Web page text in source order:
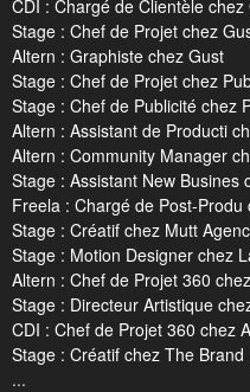
CDI : Chargé de Clientèle chez
Stage : Chef de Projet chez
Altern : Graphiste chez Gust
Stage : Chef de Projet chez
Stage : Chef de Publicité chez
Altern : Assistant de Producti
Altern : Community Manager
Stage : Assistant New Busines
Freela : Chargé de Post-Produ
Stage : Créatif chez Mutt
Stage : Motion Designer chez
Altern : Chef de Projet 360
Stage : Directeur Artistique
CDI : Chef de Projet 360 chez
Stage : Créatif chez The Brand
...